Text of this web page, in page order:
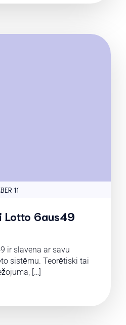
11
Lotto 6aus49
ir slavena ar savu
sistēmu. Teorētiski tai
[…]